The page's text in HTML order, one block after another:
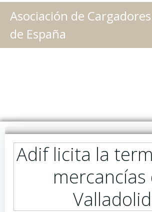
Saltar
al
Asociación de Cargadores
de España
Adif licita la
mercancías
Valladolid